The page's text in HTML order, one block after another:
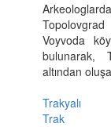
Voyvoda
bulunarak,
altından
Trakyalı
Trak